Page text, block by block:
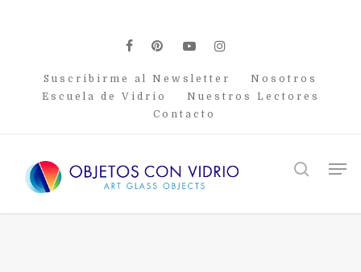
facebook
pinterest
youtubeinstagram
Suscribirme al Newsletter
Nosotros
Escuela de Vidrio
Nuestros Lectores
Contacto
search